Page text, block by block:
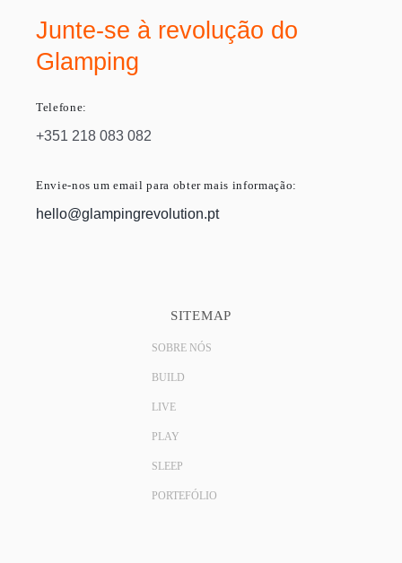
Junte-se à revolução do
Glamping
Telefone:
+351 218 083 082
Envie-nos um email para obter mais informação:
hello@glampingrevolution.pt
SITEMAP
SOBRE NÓS
BUILD
LIVE
PLAY
SLEEP
PORTEFÓLIO